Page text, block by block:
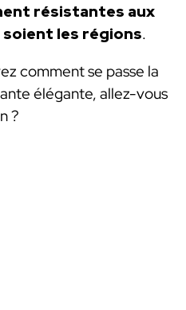
résistantes aux
soient les régions.
comment se passe la
élégante, allez-vous
?